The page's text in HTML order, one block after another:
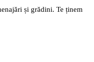
și grădini. Te ținem